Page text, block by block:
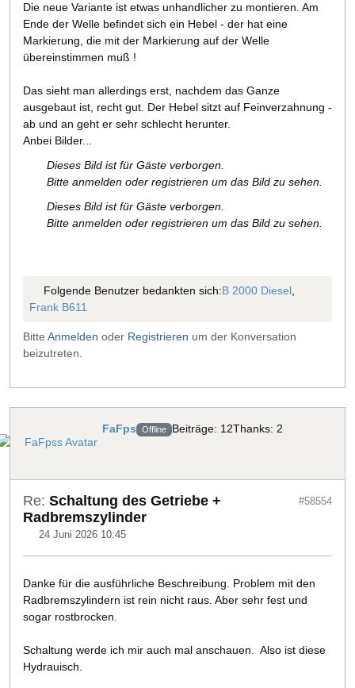
Die neue Variante ist etwas unhandlicher zu montieren. Am
Ende der Welle befindet sich ein Hebel - der hat eine
Markierung, die mit der Markierung auf der Welle
übereinstimmen muß !
Das sieht man allerdings erst, nachdem das Ganze
ausgebaut ist, recht gut. Der Hebel sitzt auf Feinverzahnung -
ab und an geht er sehr schlecht herunter.
Anbei Bilder...
Dieses Bild ist für Gäste verborgen.
Bitte anmelden oder registrieren um das Bild zu sehen.
Dieses Bild ist für Gäste verborgen.
Bitte anmelden oder registrieren um das Bild zu sehen.
Folgende Benutzer bedankten sich:B 2000 Diesel,
Frank B611
Bitte Anmelden oder Registrieren um der Konversation
beizutreten.
FaFps Offline Beiträge: 12Thanks: 2
Re: Schaltung des Getriebe +
Radbremszylinder
24 Juni 2026 10:45
#58554
Danke für die ausführliche Beschreibung. Problem mit den
Radbremszylindern ist rein nicht raus. Aber sehr fest und
sogar rostbrocken.
Schaltung werde ich mir auch mal anschauen. Also ist diese
Hydrauisch.